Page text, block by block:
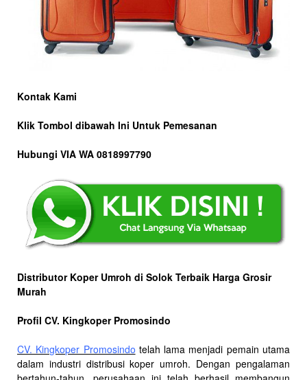
Kontak Kami
Klik Tombol dibawah Ini Untuk Pemesanan
Hubungi VIA WA 0818997790
Distributor Koper Umroh di Solok Terbaik Harga Grosir
Murah
Profil CV. Kingkoper Promosindo
CV. Kingkoper Promosindo telah lama menjadi pemain utama
dalam industri distribusi koper umroh. Dengan pengalaman